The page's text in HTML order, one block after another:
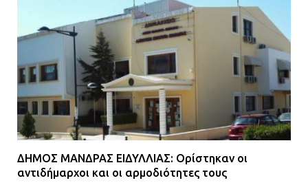
Ομάδα ατόμων επιτέθηκε με
ρόπαλα και μαχαίρια σε δύο
ανήλικους
08.07.2026 | 09:38
Άνω Λιόσια: Έριξαν τα ναρκωτικά
σε σκουπιδοφάγο για να μη τα βρει
τον ειδικό σκύλο
07.07.2026 | 09:56
ΔΗΜΟΣ ΜΑΝΔΡΑΣ ΕΙΔΥΛΛΙΑΣ: Ορίστηκαν οι
αντιδήμαρχοι και οι αρμοδιότητες τους